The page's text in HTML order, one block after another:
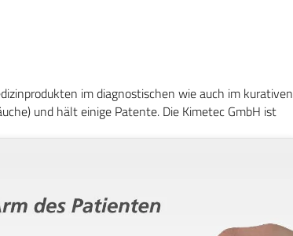
im diagnostischen wie auch im kurativen
und hält einige Patente. Die Kimetec GmbH ist